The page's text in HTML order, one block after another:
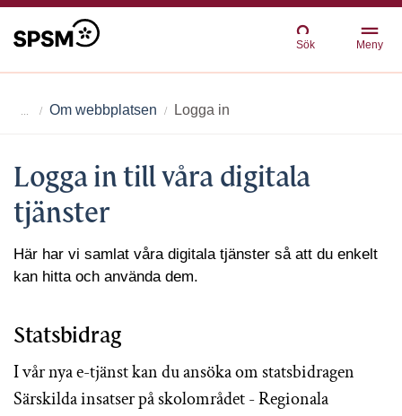
Sök Meny
Om webbplatsen Logga in
Logga in till våra digitala
tjänster
Här har vi samlat våra digitala tjänster så att du enkelt
kan hitta och använda dem.
Statsbidrag
I vår nya e-tjänst kan du ansöka om statsbidragen
Särskilda insatser på skolområdet - Regionala